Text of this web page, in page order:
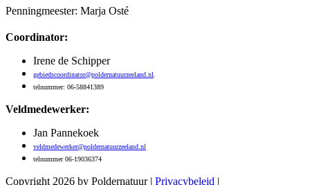
Penningmeester: Marja Osté
Coordinator:
Irene de Schipper
gebiedscoordinator@poldernatuurzeeland.nl
telnummer: 06-58841389
Veldmedewerker:
Jan Pannekoek
veldmedewerker@poldernatuurzeeland.nl
telnummer 06-19036374
Copyright 2026 by Poldernatuur | Privacybeleid |